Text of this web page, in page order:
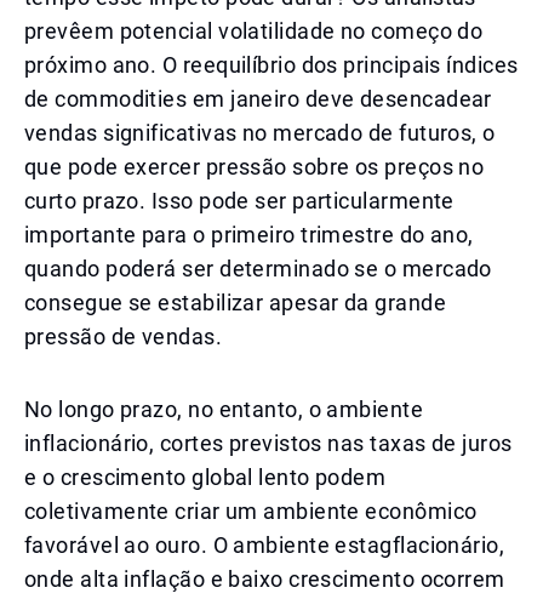
prevêem potencial volatilidade no começo do
próximo ano. O reequilíbrio dos principais índices
de commodities em janeiro deve desencadear
vendas significativas no mercado de futuros, o
que pode exercer pressão sobre os preços no
curto prazo. Isso pode ser particularmente
importante para o primeiro trimestre do ano,
quando poderá ser determinado se o mercado
consegue se estabilizar apesar da grande
pressão de vendas.
No longo prazo, no entanto, o ambiente
inflacionário, cortes previstos nas taxas de juros
e o crescimento global lento podem
coletivamente criar um ambiente econômico
favorável ao ouro. O ambiente estagflacionário,
onde alta inflação e baixo crescimento ocorrem